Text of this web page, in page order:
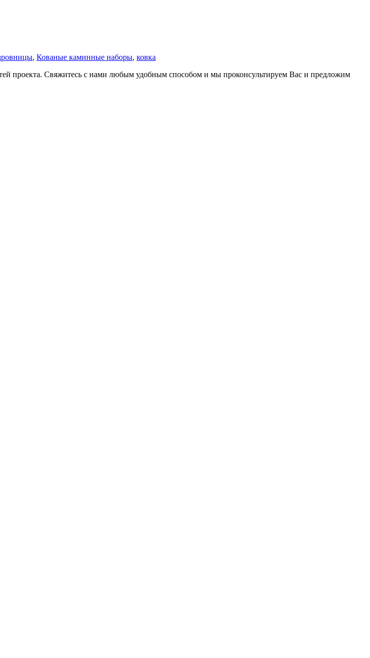
, Кованые каминные наборы, ковка
проекта. Свяжитесь с нами любым удобным способом и мы проконсультируем Вас и предложим